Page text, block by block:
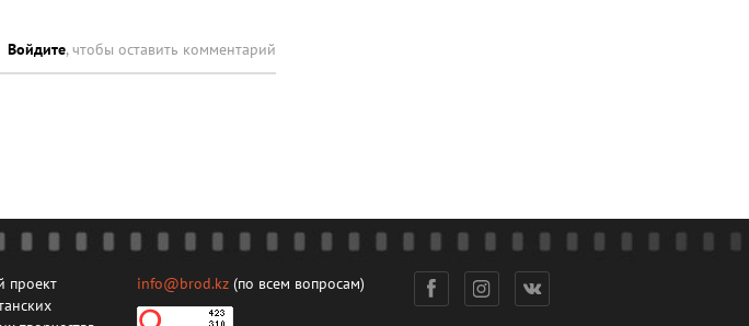
Войдите, чтобы оставить комментарий
проект
info@brod.kz (по всем вопросам)